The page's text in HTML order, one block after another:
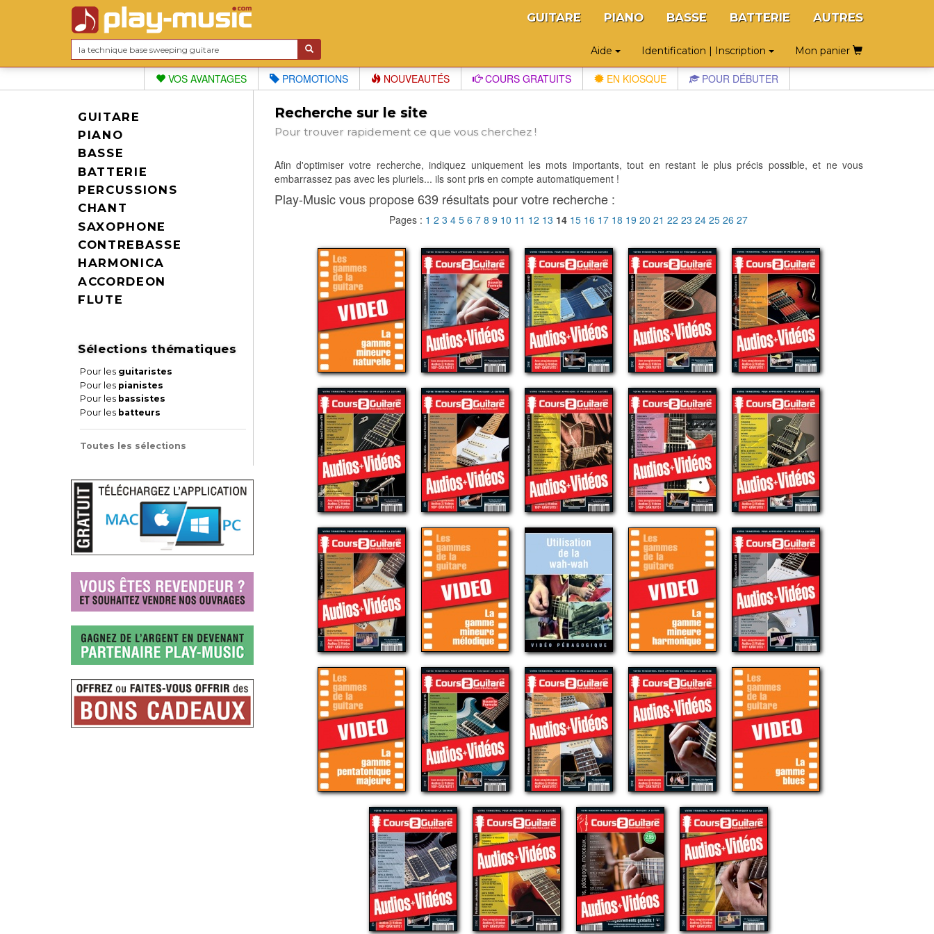
GUITARE PIANO BASSE BATTERIE AUTRES
Aide Identification | Inscription Mon panier
VOS AVANTAGES PROMOTIONS NOUVEAUTÉS COURS GRATUITS EN KIOSQUE POUR DÉBUTER
GUITARE
PIANO
BASSE
BATTERIE
PERCUSSIONS
CHANT
SAXOPHONE
CONTREBASSE
HARMONICA
ACCORDEON
FLUTE
Sélections thématiques
Pour les guitaristes
Pour les pianistes
Pour les bassistes
Pour les batteurs
Toutes les sélections
Recherche sur le site
Pour trouver rapidement ce que vous cherchez !
Afin d'optimiser votre recherche, indiquez uniquement les mots importants, tout en restant le plus précis possible, et ne vous
embarrassez pas avec les pluriels... ils sont pris en compte automatiquement !
Play-Music vous propose 639 résultats pour votre recherche :
Pages : 1 2 3 4 5 6 7 8 9 10 11 12 13 14 15 16 17 18 19 20 21 22 23 24 25 26 27